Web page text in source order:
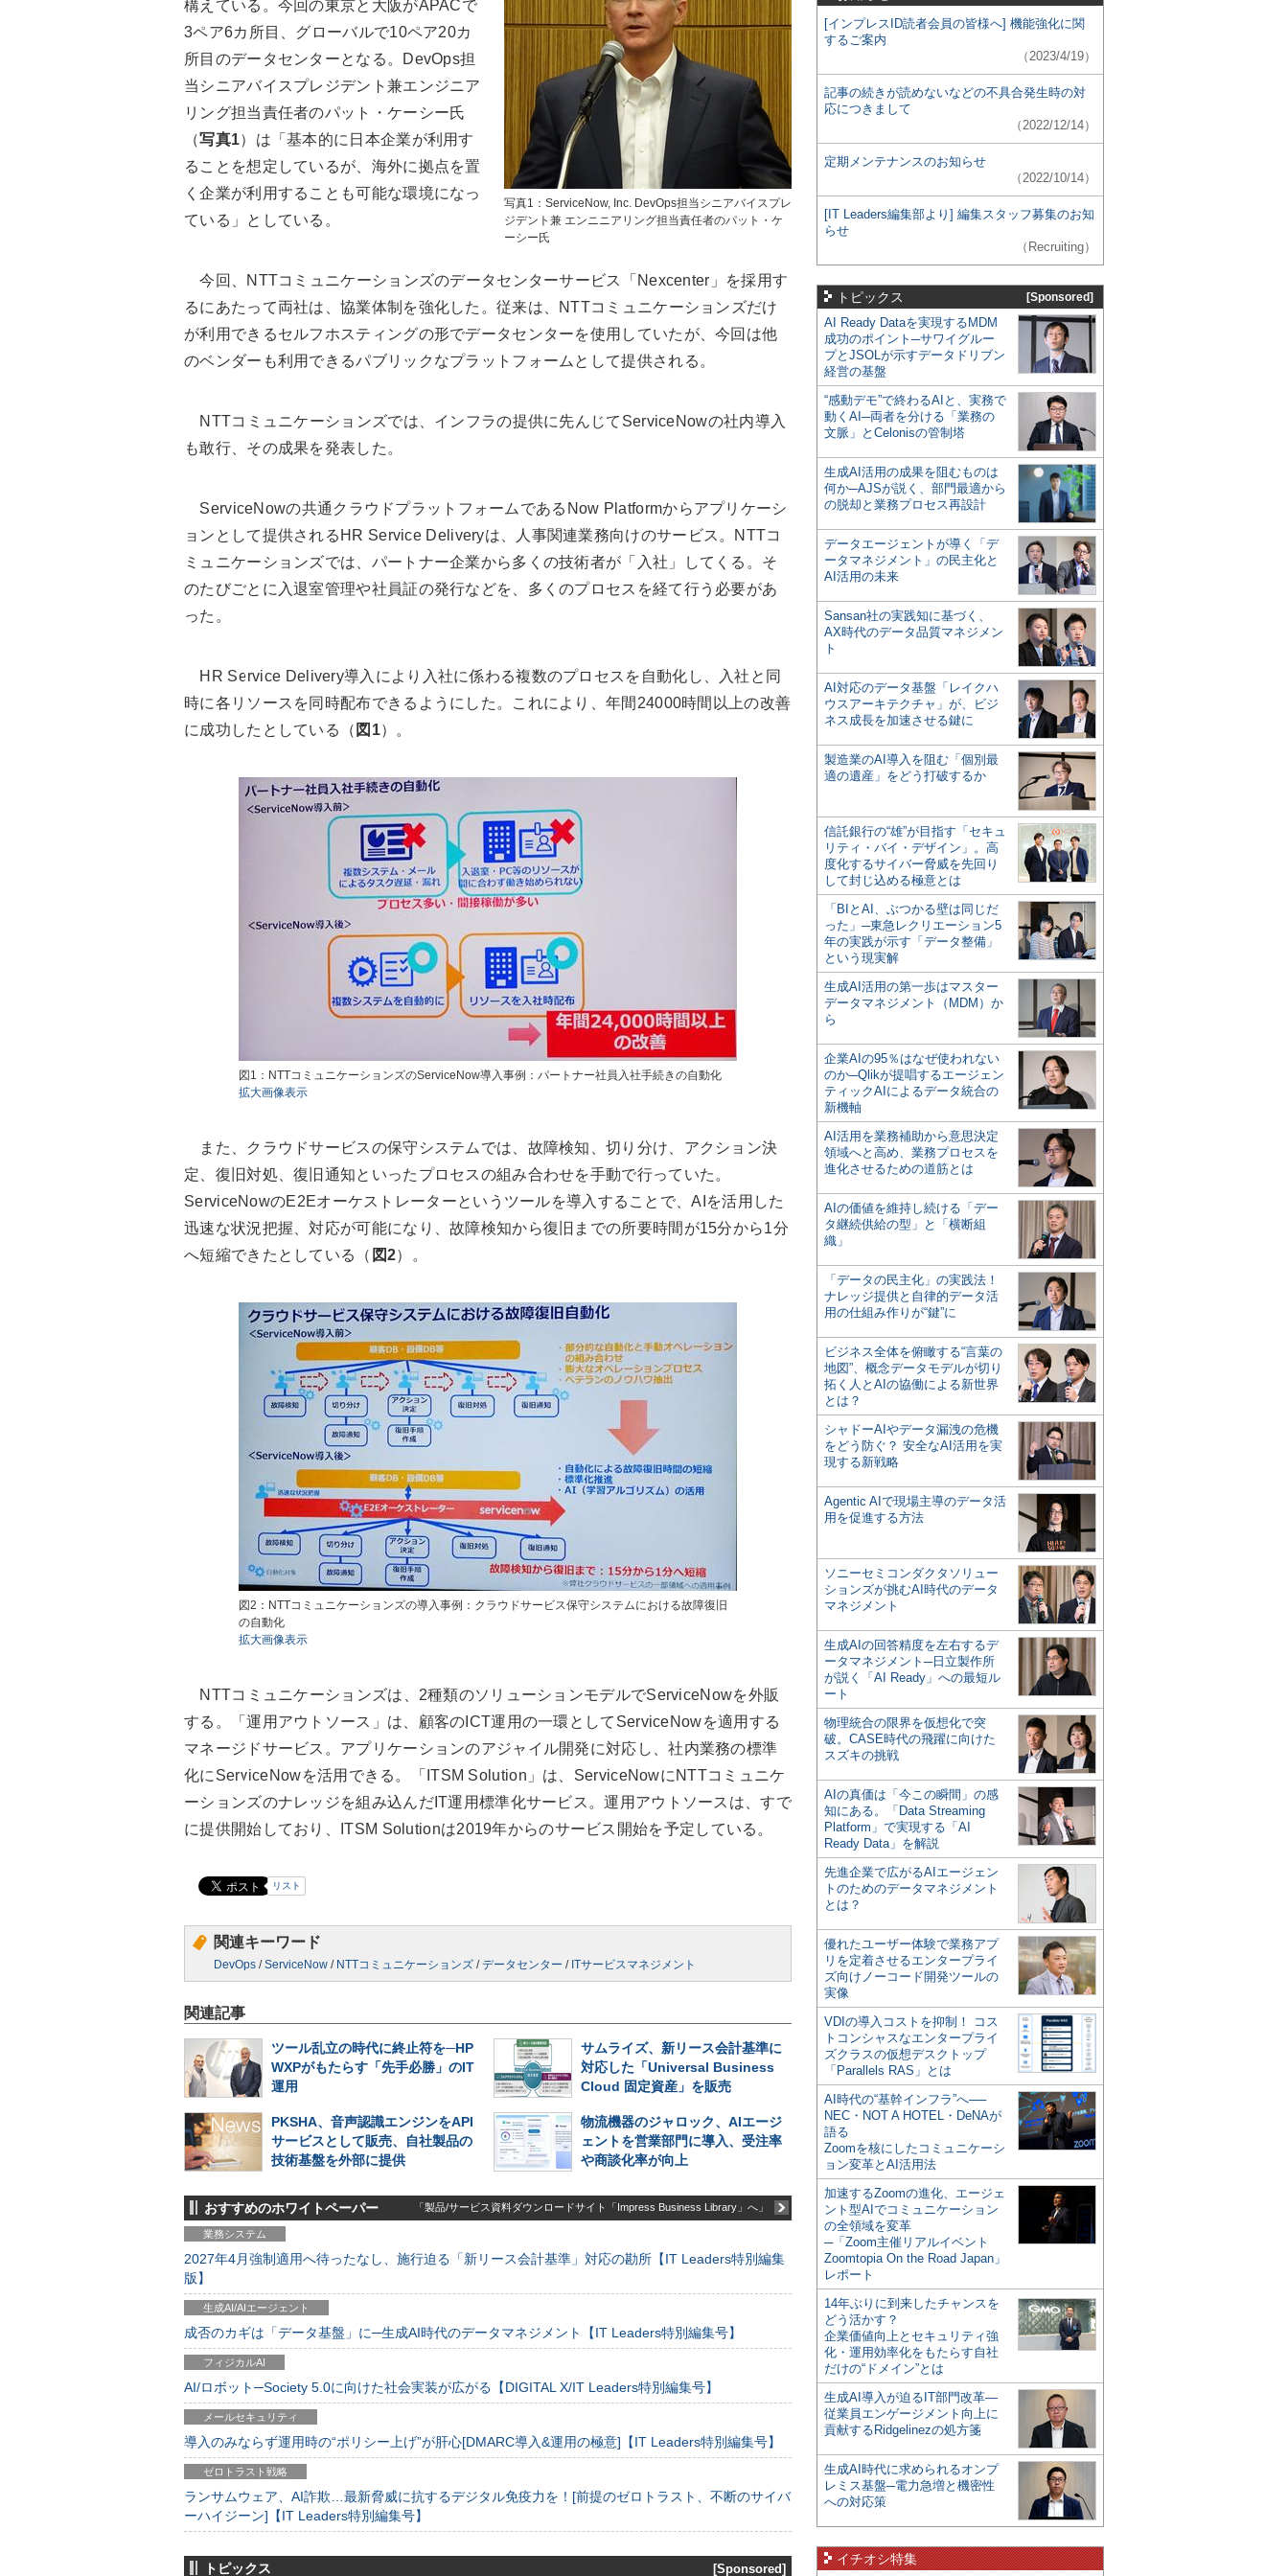
写真1：ServiceNow, Inc. DevOps担当シニアバイスプレ
ジデント兼 エンニニアリング担当責任者のパット・ケ
ーシー氏
構えている。今回の東京と大阪がAPACで
3ペア6カ所目、グローバルで10ペア20カ
所目のデータセンターとなる。DevOps担
当シニアバイスプレジデント兼エンジニア
リング担当責任者のパット・ケーシー氏
（写真1）は「基本的に日本企業が利用す
ることを想定しているが、海外に拠点を置
く企業が利用することも可能な環境になっ
ている」としている。
今回、NTTコミュニケーションズのデータセンターサービス「Nexcenter」を採用す
るにあたって両社は、協業体制を強化した。従来は、NTTコミュニケーションズだけ
が利用できるセルフホスティングの形でデータセンターを使用していたが、今回は他
のベンダーも利用できるパブリックなプラットフォームとして提供される。
NTTコミュニケーションズでは、インフラの提供に先んじてServiceNowの社内導入
も敢行、その成果を発表した。
ServiceNowの共通クラウドプラットフォームであるNow Platformからアプリケーシ
ョンとして提供されるHR Service Deliveryは、人事関連業務向けのサービス。NTTコ
ミュニケーションズでは、パートナー企業から多くの技術者が「入社」してくる。そ
のたびごとに入退室管理や社員証の発行などを、多くのプロセスを経て行う必要があ
った。
HR Service Delivery導入により入社に係わる複数のプロセスを自動化し、入社と同
時に各リソースを同時配布できるようにした。これにより、年間24000時間以上の改善
に成功したとしている（ 図1）。
図1：NTTコミュニケーションズのServiceNow導入事例：パートナー社員入社手続きの自動化
拡大画像表示
また、クラウドサービスの保守システムでは、故障検知、切り分け、アクション決
定、復旧対処、復旧通知といったプロセスの組み合わせを手動で行っていた。
ServiceNowのE2Eオーケストレーターというツールを導入することで、AIを活用した
迅速な状況把握、対応が可能になり、故障検知から復旧までの所要時間が15分から1分
へ短縮できたとしている（ 図2）。
図2：NTTコミュニケーションズの導入事例：クラウドサービス保守システムにおける故障復旧
の自動化
拡大画像表示
NTTコミュニケーションズは、2種類のソリューションモデルでServiceNowを外販
する。「運用アウトソース」は、顧客のICT運用の一環としてServiceNowを適用する
マネージドサービス。アプリケーションのアジャイル開発に対応し、社内業務の標準
化にServiceNowを活用できる。「ITSM Solution」は、ServiceNowにNTTコミュニケ
ーションズのナレッジを組み込んだIT運用標準化サービス。運用アウトソースは、すで
に提供開始しており、ITSM Solutionは2019年からのサービス開始を予定している。
リスト
関連キーワード
DevOps /ServiceNow / NTTコミュニケーションズ /データセンター / ITサービスマネジメント
関連記事
ツール乱立の時代に終止符を─HP
WXPがもたらす「先手必勝」のIT
運用
サムライズ、新リース会計基準に
対応した「Universal Business
Cloud 固定資産」を販売
PKSHA、音声認識エンジンをAPI
サービスとして販売、自社製品の
技術基盤を外部に提供
物流機器のジャロック、AIエージ
ェントを営業部門に導入、受注率
や商談化率が向上
おすすめのホワイトペーパー 「製品/サービス資料ダウンロードサイト「Impress Business Library」へ」
業務システム
2027年4月強制適用へ待ったなし、施行迫る「新リース会計基準」対応の勘所【IT Leaders特別編集
版】
生成AI/AIエージェント
成否のカギは「データ基盤」に─生成AI時代のデータマネジメント【IT Leaders特別編集号】
フィジカルAI
AI/ロボット─Society 5.0に向けた社会実装が広がる【DIGITAL X/IT Leaders特別編集号】
メールセキュリティ
導入のみならず運用時の“ポリシー上げ”が肝心[DMARC導入&運用の極意]【IT Leaders特別編集号】
ゼロトラスト戦略
ランサムウェア、AI詐欺…最新脅威に抗するデジタル免疫力を！[前提のゼロトラスト、不断のサイバ
ーハイジーン]【IT Leaders特別編集号】
トピックス [Sponsored]
[インプレスID読者会員の皆様へ] 機能強化に関
するご案内
（2023/4/19）
記事の続きが読めないなどの不具合発生時の対
応につきまして
（2022/12/14）
定期メンテナンスのお知らせ
（2022/10/14）
[IT Leaders編集部より] 編集スタッフ募集のお知
らせ
（Recruiting）
トピックス [Sponsored]
AI Ready Dataを実現するMDM
成功のポイント─サワイグルー
プとJSOLが示すデータドリブン
経営の基盤
“感動デモ”で終わるAIと、実務で
動くAI─両者を分ける「業務の
文脈」とCelonisの管制塔
生成AI活用の成果を阻むものは
何か─AJSが説く、部門最適から
の脱却と業務プロセス再設計
データエージェントが導く「デ
ータマネジメント」の民主化と
AI活用の未来
Sansan社の実践知に基づく、
AX時代のデータ品質マネジメン
ト
AI対応のデータ基盤「レイクハ
ウスアーキテクチャ」が、ビジ
ネス成長を加速させる鍵に
製造業のAI導入を阻む「個別最
適の遺産」をどう打破するか
信託銀行の“雄”が目指す「セキュ
リティ・バイ・デザイン」。高
度化するサイバー脅威を先回り
して封じ込める極意とは
「BIとAI、ぶつかる壁は同じだ
った」─東急レクリエーション5
年の実践が示す「データ整備」
という現実解
生成AI活用の第一歩はマスター
データマネジメント（MDM）か
ら
企業AIの95％はなぜ使われない
のか─Qlikが提唱するエージェン
ティックAIによるデータ統合の
新機軸
AI活用を業務補助から意思決定
領域へと高め、業務プロセスを
進化させるための道筋とは
AIの価値を維持し続ける「デー
タ継続供給の型」と「横断組
織」
「データの民主化」の実践法！
ナレッジ提供と自律的データ活
用の仕組み作りが“鍵”に
ビジネス全体を俯瞰する“言葉の
地図”、概念データモデルが切り
拓く人とAIの協働による新世界
とは？
シャドーAIやデータ漏洩の危機
をどう防ぐ？ 安全なAI活用を実
現する新戦略
Agentic AIで現場主導のデータ活
用を促進する方法
ソニーセミコンダクタソリュー
ションズが挑むAI時代のデータ
マネジメント
生成AIの回答精度を左右するデ
ータマネジメント─日立製作所
が説く「AI Ready」への最短ル
ート
物理統合の限界を仮想化で突
破。CASE時代の飛躍に向けた
スズキの挑戦
AIの真価は「今この瞬間」の感
知にある。「Data Streaming
Platform」で実現する「AI
Ready Data」を解説
先進企業で広がるAIエージェン
トのためのデータマネジメント
とは？
優れたユーザー体験で業務アプ
リを定着させるエンタープライ
ズ向けノーコード開発ツールの
実像
VDIの導入コストを抑制！ コス
トコンシャスなエンタープライ
ズクラスの仮想デスクトップ
「Parallels RAS」とは
AI時代の“基幹インフラ”へ──
NEC・NOT A HOTEL・DeNAが
語る
Zoomを核にしたコミュニケーシ
ョン変革とAI活用法
加速するZoomの進化、エージェ
ント型AIでコミュニケーション
の全領域を変革
─「Zoom主催リアルイベント
Zoomtopia On the Road Japan」
レポート
14年ぶりに到来したチャンスを
どう活かす？
企業価値向上とセキュリティ強
化・運用効率化をもたらす自社
だけの“ドメイン”とは
生成AI導入が迫るIT部門改革―
従業員エンゲージメント向上に
貢献するRidgelinezの処方箋
生成AI時代に求められるオンプ
レミス基盤─電力急増と機密性
への対応策
イチオシ特集